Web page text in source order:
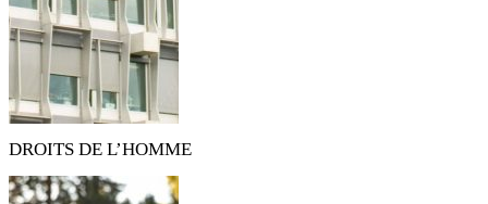
DROITS DE L’HOMME